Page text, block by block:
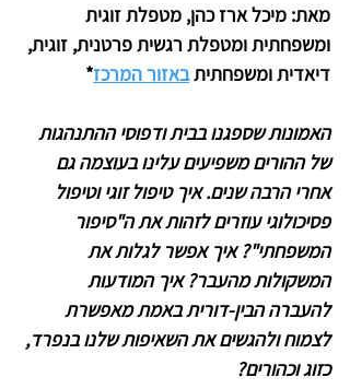
מאת: מיכל ארז כהן, מטפלת זוגית
ומשפחתית ומטפלת רגשית פרטנית, זוגית,
דיאדית ומשפחתית באזור המרכז*
האמונות שספגנו בבית ודפוסי ההתנהגות
של ההורים משפיעים עלינו בעוצמה גם
אחרי הרבה שנים. איך טיפול זוגי וטיפול
פסיכולוגי עוזרים לזהות את ה"סיפור
המשפחתי"? איך אפשר לגלות את
המשקולות מהעבר? איך המודעות
להעברה הבין-דורית באמת מאפשרת
לצמוח ולהגשים את השאיפות שלנו בנפרד,
כזוג וכהורים?